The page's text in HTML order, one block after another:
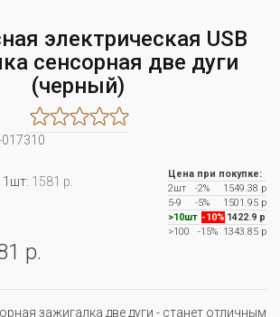
электрическая USB
сенсорная две дуги
(черный)
017310
1шт: 1581 р.
р.
Цена при покупке:
2шт
-2%
1549.38 р
5-9
-5%
1501.95 р
>10шт -10% 1422.9 р
>100
-15% 1343.85 р
зажигалка две дуги - станет отличным